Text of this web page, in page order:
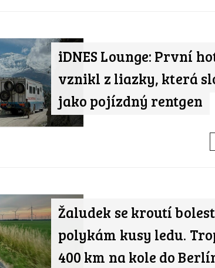
iDNES Lounge: První
vznikl z liazky, která
jako pojízdný rentgen
Žaludek se kroutí
polykám kusy ledu.
400 km na kole do